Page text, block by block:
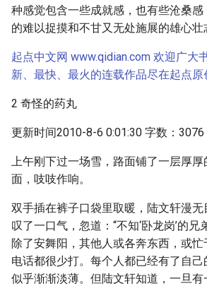
种感觉包含一些成就感，也有些沧桑
的难以捉摸和不甘又无处施展的雄心壮
起点中文网 www.qidian.com 欢迎广大
新、最快、最火的连载作品尽在起点原
2 奇怪的药丸
更新时间2010-8-6 0:01:30 字数：3076
上午刚下过一场雪，路面铺了一层厚
面，吱吱作响。
双手插在裤子口袋里取暖，陆文轩漫无
叹了一口气，忽道：“不知‘卧龙岗’的兄
除了安舞阳，其他人或各奔东西，或
电话都很少打。每个人都已经有了自
似乎渐渐淡薄。但陆文轩知道，一旦